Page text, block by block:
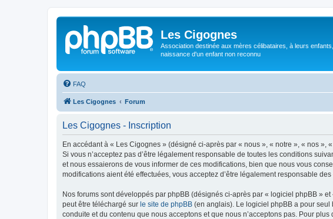
Les Cigognes
Association destinée aux mères célibataires, à leurs
naissance d'un enfant non reconnu
FAQ
Les Cigognes Forum
Les Cigognes - Inscription
En accédant à « Les Cigognes » (désigné ci-après par « nous », « notre », « nos
Si vous n’acceptez pas d’être légalement responsable de toutes les conditions
et nous essaierons de vous informer de ces modifications, bien que nous vous
modifications aient été effectuées, vous acceptez d’être légalement responsable
Nos forums sont développés par phpBB (désignés ci-après par « logiciel phpBB »
peut être téléchargé sur le site de phpBB (en anglais). Le logiciel phpBB a pour
conduite et du contenu que nous acceptons et que nous n’acceptons pas. Pour